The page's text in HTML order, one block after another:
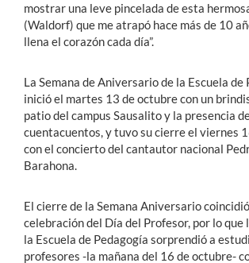
mostrar una leve pincelada de esta
(Waldorf) que me atrapó hace más de 10
llena el corazón cada día”.
La Semana de Aniversario de la Escuela de
inició el martes 13 de octubre con un
patio del campus Sausalito y la presencia
cuentacuentos, y tuvo su cierre el viernes
con el concierto del cantautor nacional
Barahona.
El cierre de la Semana Aniversario
celebración del Día del Profesor, por lo que
la Escuela de Pedagogía sorprendió a
profesores -la mañana del 16 de octubre-